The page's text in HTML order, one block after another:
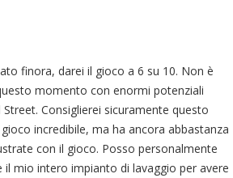
finora, darei il gioco a 6 su 10. Non è
momento con enormi potenziali
Consiglierei sicuramente questo
incredibile, ma ha ancora abbastanza
con il gioco. Posso personalmente
mio intero impianto di lavaggio per avere